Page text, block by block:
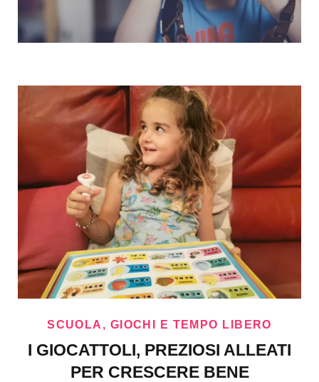
SCUOLA, GIOCHI E TEMPO LIBERO
I GIOCATTOLI, PREZIOSI ALLEATI
PER CRESCERE BENE